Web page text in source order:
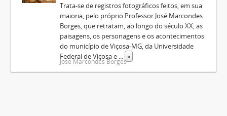
Trata-se de registros fotográficos feitos, em sua
maioria, pelo próprio Professor José Marcondes
Borges, que retratam, ao longo do século XX, as
paisagens, os personagens e os acontecimentos
do município de Viçosa-MG, da Universidade
Federal de Viçosa e
»
José Marcondes Borges